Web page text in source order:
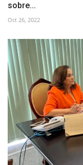
sobre...
Oct 26, 2022